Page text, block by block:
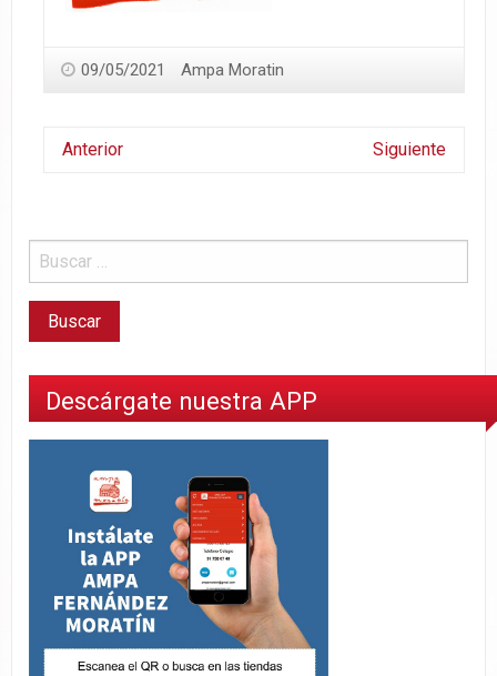
09/05/2021 Ampa Moratin
Anterior Siguiente
Descárgate nuestra APP